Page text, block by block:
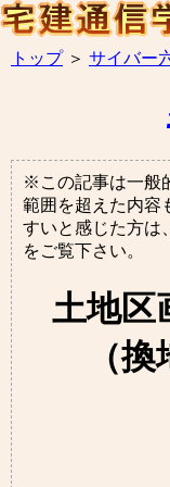
トップ＞ サイバー
※この記事は一般
範囲を超えた内容
すいと感じた方は、
をご覧下さい。
土地区
（